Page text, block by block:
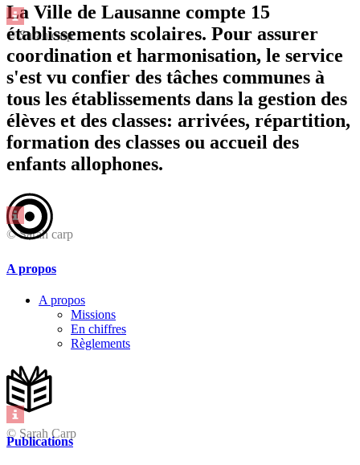
© Sarah carp
© Sarah carp
© Sarah Carp
La Ville de Lausanne compte 15
établissements scolaires. Pour assurer
coordination et harmonisation, le service
s'est vu confier des tâches communes à
tous les établissements dans la gestion des
élèves et des classes: arrivées, répartition,
formation des classes ou accueil des
enfants allophones.
A propos
A propos
Missions
En chiffres
Règlements
Publications